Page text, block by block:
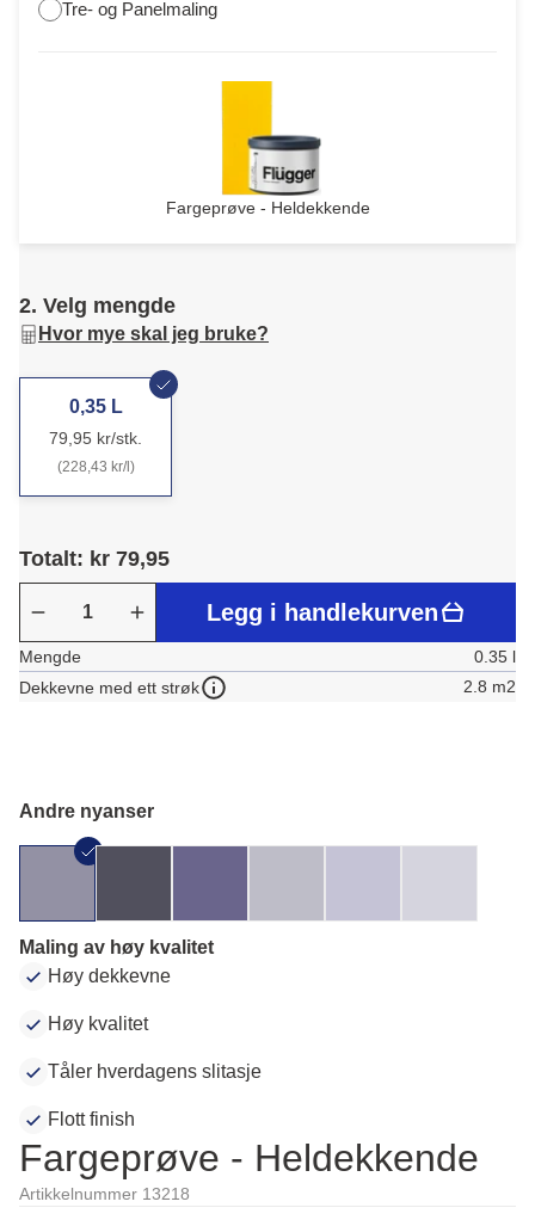
Tre- og Panelmaling
Fargeprøve - Heldekkende
2. Velg mengde
Hvor mye skal jeg bruke?
0,35 L
79,95 kr/stk.
(228,43 kr/l)
Totalt: kr 79,95
Legg i handlekurven
Mengde
0.35 l
Dekkevne med ett strøk
2.8 m2
Andre nyanser
Maling av høy kvalitet
Høy dekkevne
Høy kvalitet
Tåler hverdagens slitasje
Flott finish
Fargeprøve - Heldekkende
Artikkelnummer 13218